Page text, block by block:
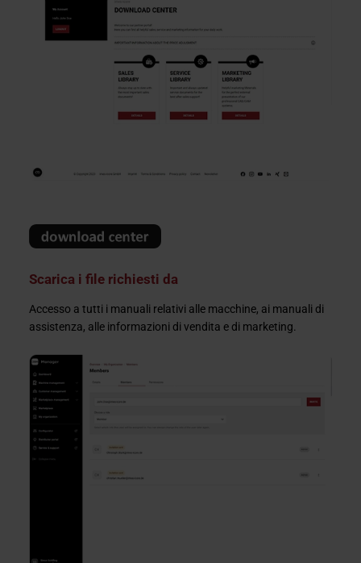
Scarica i file richiesti da
Accesso a tutti i manuali relativi alle macchine, ai manuali di
assistenza, alle informazioni di vendita e di marketing.